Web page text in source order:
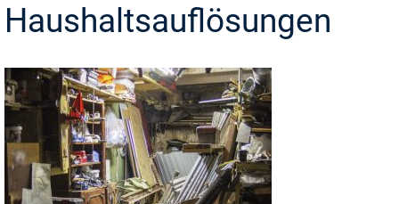
Haushaltsauflösungen